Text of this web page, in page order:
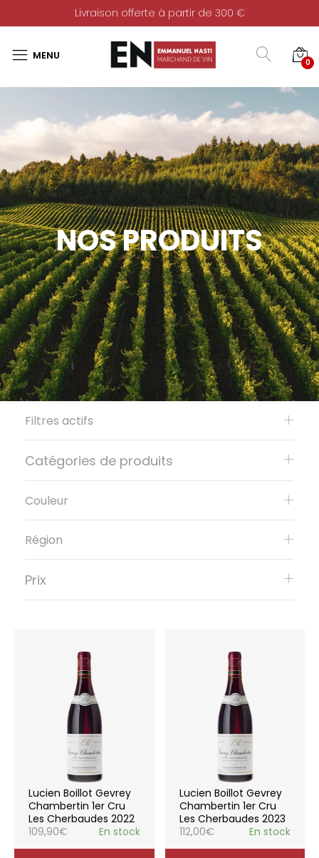
Livraison offerte à partir de 300 €
0
NOS PRODUITS
Lucien Boillot Gevrey
Chambertin 1er Cru
Les Cherbaudes 2022
109,90€ En stock
Lucien Boillot Gevrey
Chambertin 1er Cru
Les Cherbaudes 2023
112,00€ En stock
Filtres actifs
Catégories de produits
Couleur
Région
Prix